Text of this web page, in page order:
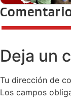
Deja un
Tu dirección de
Los campos